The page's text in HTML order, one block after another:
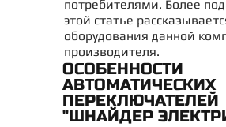
потребителями. Более
этой статье
оборудования данной
производителя.
ОСОБЕННОСТИ
АВТОМАТИЧЕСКИХ
ПЕРЕКЛЮЧАТЕЛЕЙ
"ШНАЙДЕР